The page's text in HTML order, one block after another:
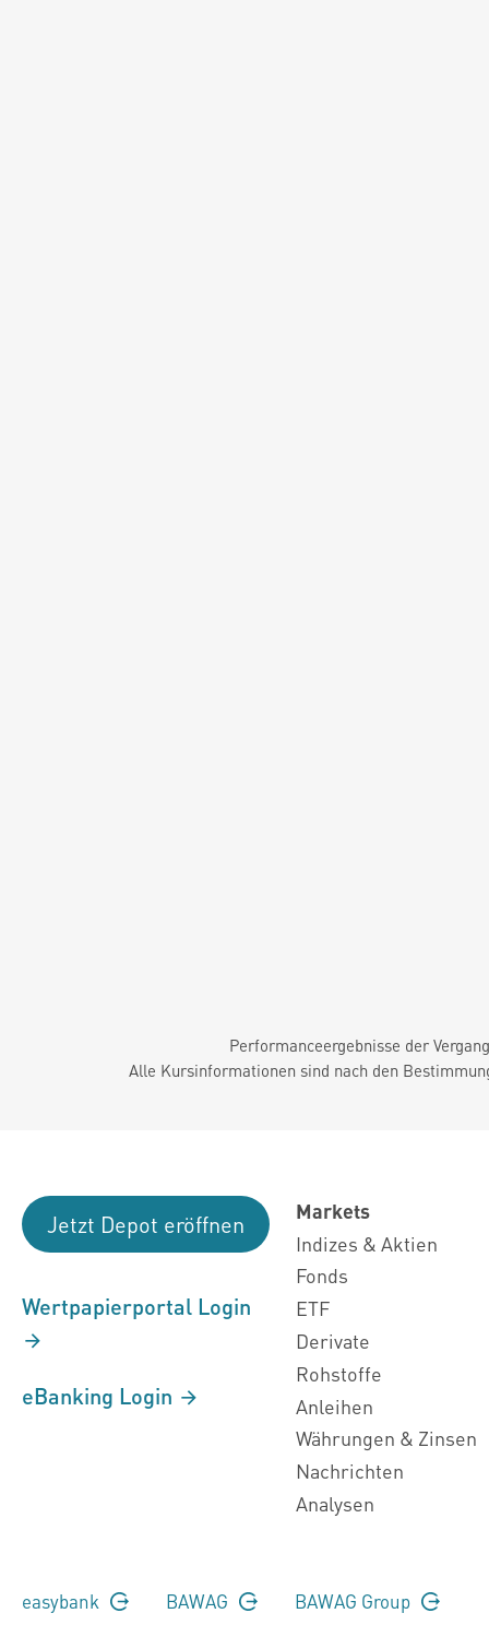
Performanceergebnisse der
Alle Kursinformationen sind nach den
Jetzt Depot eröffnen
Wertpapierportal Login
eBanking Login
Markets
Indizes & Aktien
Fonds
ETF
Derivate
Rohstoffe
Anleihen
Währungen & Zinsen
Nachrichten
Analysen
easybank BAWAG BAWAG Group